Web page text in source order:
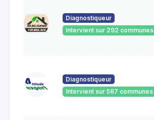
Diagnostiqueur
Intervient sur 292 communes
Diagnostiqueur
Intervient sur 587 communes